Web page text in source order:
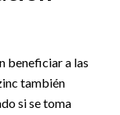
beneficiar a las
también
si se toma